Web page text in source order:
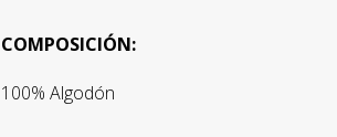
COMPOSICIÓN:
100% Algodón